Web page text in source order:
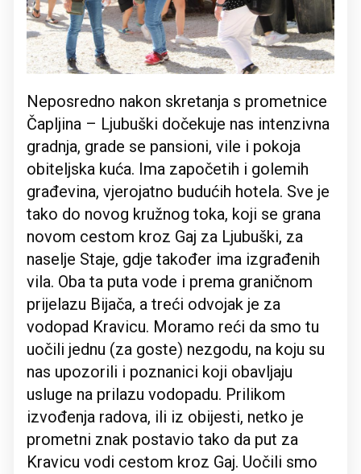
Neposredno nakon skretanja s prometnice
Čapljina – Ljubuški dočekuje nas intenzivna
gradnja, grade se pansioni, vile i pokoja
obiteljska kuća. Ima započetih i golemih
građevina, vjerojatno budućih hotela. Sve je
tako do novog kružnog toka, koji se grana
novom cestom kroz Gaj za Ljubuški, za
naselje Staje, gdje također ima izgrađenih
vila. Oba ta puta vode i prema graničnom
prijelazu Bijača, a treći odvojak je za
vodopad Kravicu. Moramo reći da smo tu
uočili jednu (za goste) nezgodu, na koju su
nas upozorili i poznanici koji obavljaju
usluge na prilazu vodopadu. Prilikom
izvođenja radova, ili iz obijesti, netko je
prometni znak postavio tako da put za
Kravicu vodi cestom kroz Gaj. Uočili smo